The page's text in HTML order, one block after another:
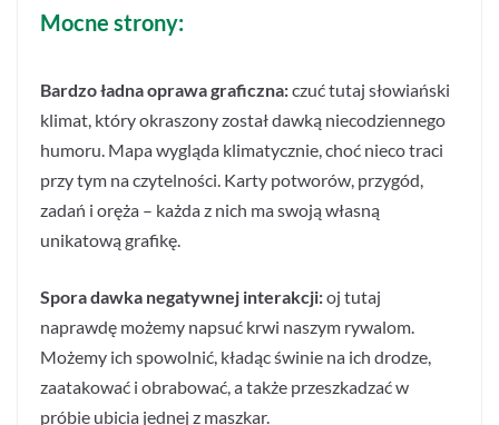
Mocne strony:
Bardzo ładna oprawa graficzna:czuć tutaj słowiański
klimat, który okraszony został dawką niecodziennego
humoru. Mapa wygląda klimatycznie, choć nieco traci
przy tym na czytelności. Karty potworów, przygód,
zadań i oręża – każda z nich ma swoją własną
unikatową grafikę.
Spora dawka negatywnej interakcji:oj tutaj
naprawdę możemy napsuć krwi naszym rywalom.
Możemy ich spowolnić, kładąc świnie na ich drodze,
zaatakować i obrabować, a także przeszkadzać w
próbie ubicia jednej z maszkar.